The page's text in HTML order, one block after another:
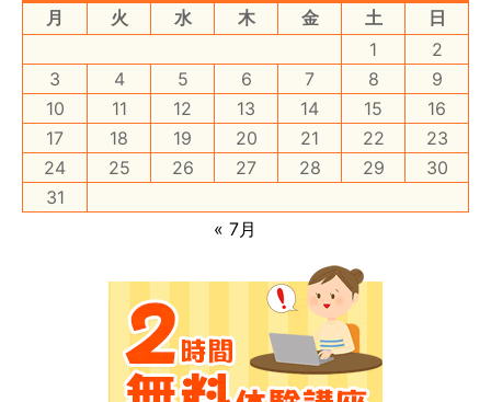
月
火 水 木 金 土
日
1
2
3
4 5 6 7 8
9
10
11 12 13 14 15
16
17
18 19 20 21 22
23
24
25 26 27 28 29
30
31
« 7月